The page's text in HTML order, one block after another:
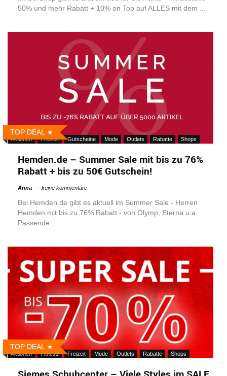
50% und mehr Rabatt + 10% on Top auf ALLES mit dem ...
TOP DEAL
Aktionen Freizeit Gutscheine Mode Outlets Rabatte Shops
Hemden.de – Summer Sale mit bis zu 76%
Rabatt + bis zu 50€ Gutschein!
Anna keine kommentare
Bei Hemden.de gibt es aktuell im Summer Sale - Herren
Hemden mit bis zu 76% Rabatt - von Olymp, Eterna u.a.
Passende ...
TOP DEAL
Aktionen Fitness Freizeit Mode Outlets Rabatte Shops